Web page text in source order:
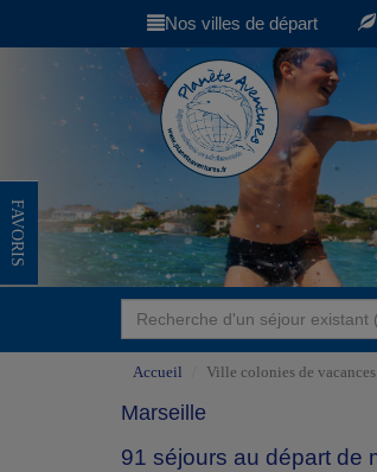
Nos villes de départ
FAVORIS
Accueil Ville colonies de vacances
Marseille
91 séjours au départ de